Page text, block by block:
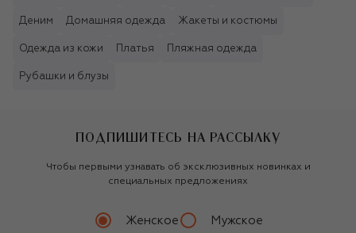
Деним Домашняя одежда Жакеты и костюмы
Одежда из кожи Платья Пляжная одежда
Рубашки и блузы
ПОДПИШИТЕСЬ НА РАССЫЛКУ
Чтобы первыми узнавать об эксклюзивных новинках и
специальных предложениях
Женское Мужское